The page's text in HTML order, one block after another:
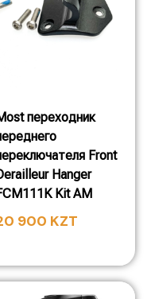
переходник
Front
Hanger
Kit AM
900 KZT